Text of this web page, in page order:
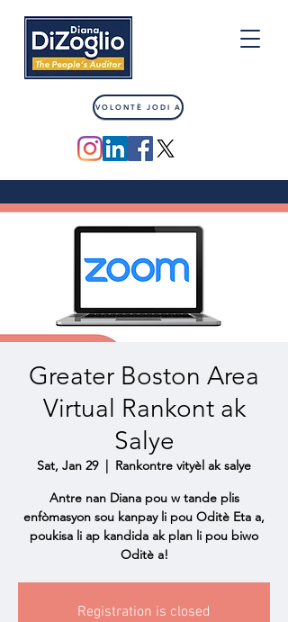
VOLONTÈ JODI A
Greater Boston Area
Virtual Rankont ak
Salye
Sat, Jan 29
  |
Rankontre vityèl ak salye
Antre nan Diana pou w tande plis
enfòmasyon sou kanpay li pou Oditè Eta a,
poukisa li ap kandida ak plan li pou biwo
Oditè a!
Registration is closed